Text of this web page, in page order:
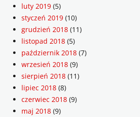
luty 2019 (5)
styczeń 2019 (10)
grudzień 2018 (11)
listopad 2018 (5)
październik 2018 (7)
wrzesień 2018 (9)
sierpień 2018 (11)
lipiec 2018 (8)
czerwiec 2018 (9)
maj 2018 (9)